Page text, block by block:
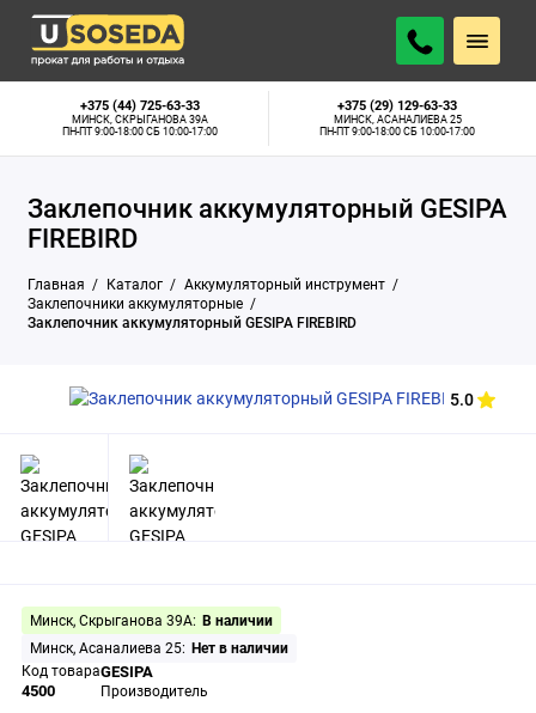
+375 (44) 725-63-33
МИНСК, СКРЫГАНОВА 39А
ПН-ПТ 9:00-18:00 СБ 10:00-17:00
+375 (29) 129-63-33
МИНСК, АСАНАЛИЕВА 25
ПН-ПТ 9:00-18:00 СБ 10:00-17:00
Заклепочник аккумуляторный GESIPA
FIREBIRD
Главная Каталог
Аккумуляторный инструмент
Заклепочники аккумуляторные
Заклепочник аккумуляторный GESIPA FIREBIRD
5.0
Минск, Скрыганова 39А: В наличии
Минск, Асаналиева 25: Нет в наличии
Код товара
4500
GESIPA
Производитель
Минск, Скрыганова 39А:
В наличии
Минск, Асаналиева 25: Нет в наличии
АРЕНДОВАТЬ